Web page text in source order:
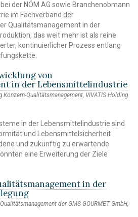
der NÖM AG sowie Branchenobmann
im Fachverband der
Qualitätsmanagement in der
das weit mehr ist als reine
kontinuierlicher Prozess entlang
von
in der Lebensmittelindustrie
Konzern-Qualitätsmanagement, VIVATIS Holding
in der Lebensmittelindustrie sind
und Lebensmittelsicherheit
und zukünftig zu erwartende
eine Erweiterung der Ziele
in der
der GMS GOURMET GmbH,